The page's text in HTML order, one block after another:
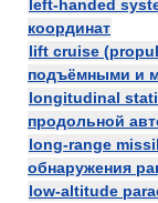
left-handed
координат
lift cruise
подъёмными и
longitudinal
продольной
long-range
обнаружения
low-altitude